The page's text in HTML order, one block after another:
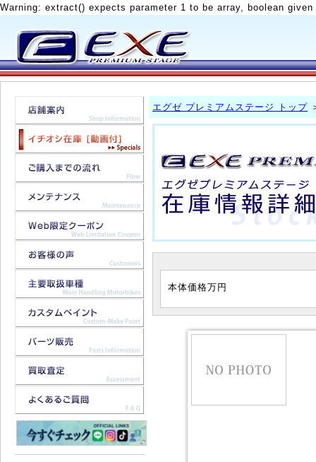
Warning: extract() expects parameter 1 to be array, boolean
エグゼ プレミアムステージ トップ
本体価格万円